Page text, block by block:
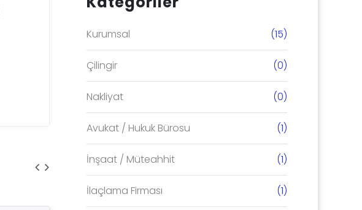
Kurumsal (15)
Çilingir (0)
Nakliyat (0)
Avukat / Hukuk Bürosu (1)
İnşaat / Müteahhit (1)
İlaçlama Firması (1)